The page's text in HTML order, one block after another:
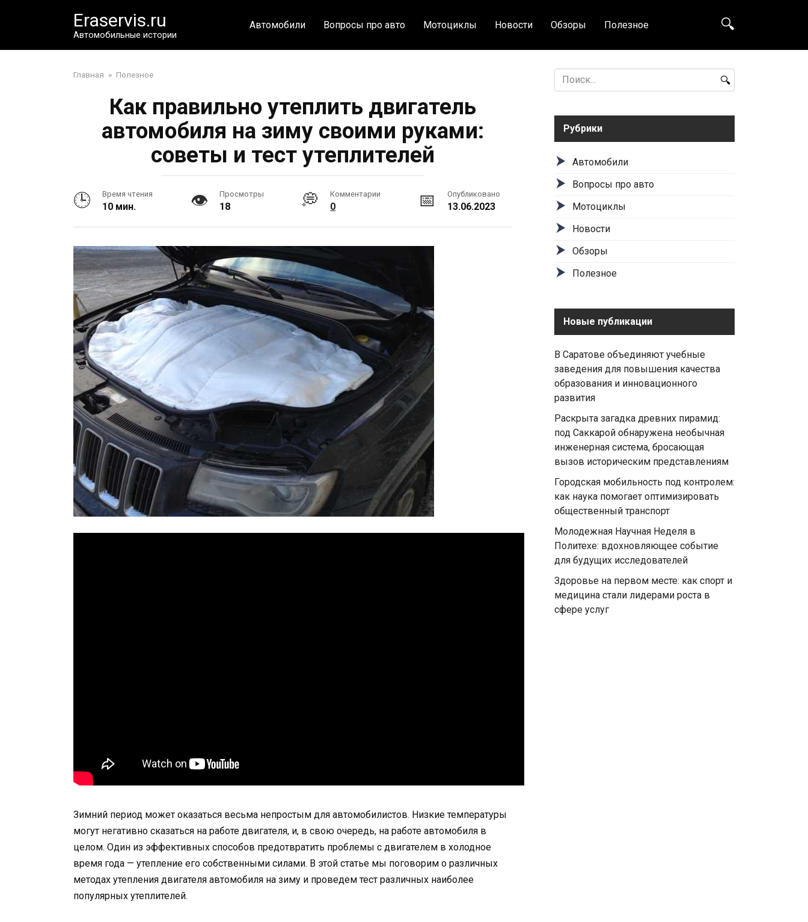
Eraservis.ru
Автомобильные истории
Автомобили Вопросы про авто Мотоциклы Новости Обзоры Полезное
Главная » Полезное
Как правильно утеплить двигатель
автомобиля на зиму своими руками:
советы и тест утеплителей
Время чтения
10 мин.
Просмотры
18
Комментарии
0
Опубликовано
13.06.2023
Зимний период может оказаться весьма непростым для автомобилистов. Низкие температуры
могут негативно сказаться на работе двигателя, и, в свою очередь, на работе автомобиля в
целом. Один из эффективных способов предотвратить проблемы с двигателем в холодное
время года — утепление его собственными силами. В этой статье мы поговорим о различных
методах утепления двигателя автомобиля на зиму и проведем тест различных наиболее
популярных утеплителей.
Search
for:
Рубрики
Автомобили
Вопросы про авто
Мотоциклы
Новости
Обзоры
Полезное
Новые публикации
В Саратове объединяют учебные
заведения для повышения качества
образования и инновационного
развития
Раскрыта загадка древних пирамид:
под Саккарой обнаружена необычная
инженерная система, бросающая
вызов историческим представлениям
Городская мобильность под контролем:
как наука помогает оптимизировать
общественный транспорт
Молодежная Научная Неделя в
Политехе: вдохновляющее событие
для будущих исследователей
Здоровье на первом месте: как спорт и
медицина стали лидерами роста в
сфере услуг